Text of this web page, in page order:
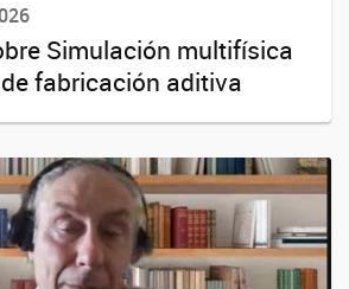
Simulación multifísica
fabricación aditiva